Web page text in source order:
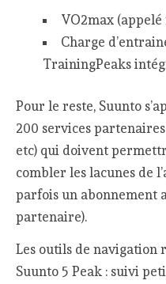
VO2max
Charge
TrainingPeaks
Pour le reste, Suunto
200 services
etc) qui doivent
combler les lacunes de
parfois un abonnement
partenaire).
Les outils de navigation
Suunto 5 Peak : suivi